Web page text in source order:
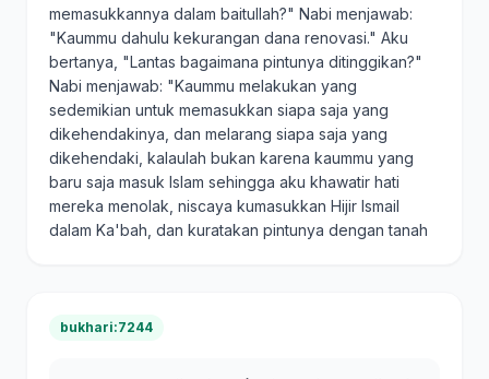
memasukkannya dalam baitullah?" Nabi menjawab:
"Kaummu dahulu kekurangan dana renovasi." Aku
bertanya, "Lantas bagaimana pintunya ditinggikan?"
Nabi menjawab: "Kaummu melakukan yang
sedemikian untuk memasukkan siapa saja yang
dikehendakinya, dan melarang siapa saja yang
dikehendaki, kalaulah bukan karena kaummu yang
baru saja masuk Islam sehingga aku khawatir hati
mereka menolak, niscaya kumasukkan Hijir Ismail
dalam Ka'bah, dan kuratakan pintunya dengan tanah
bukhari:7244